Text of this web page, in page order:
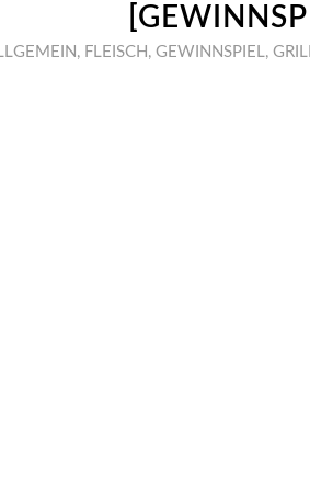
, FLEISCH , GEWINNSPIEL,